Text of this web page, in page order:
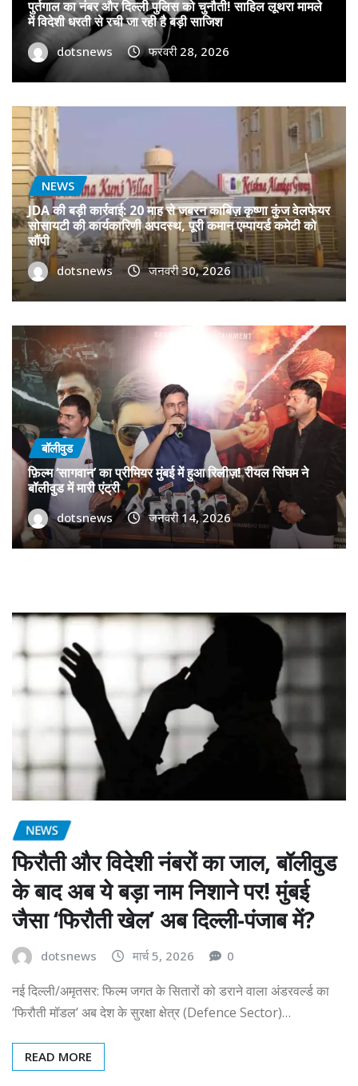
पुर्तगाल का नंबर और दिल्ली पुलिस को चुनौती! साहिल लूथरा मामले
में विदेशी धरती से रची जा रही है बड़ी साजिश
dotsnews फरवरी 28, 2026
NEWS
JDA की बड़ी कार्रवाई: 20 माह से जबरन काबिज़ कृष्णा कुंज वेलफेयर
सोसायटी की कार्यकारिणी अपदस्थ, पूरी कमान एम्पायर्ड कमेटी को
सौंपी
dotsnews जनवरी 30, 2026
बॉलीवुड
फ़िल्म ‘सागवान’ का प्रीमियर मुंबई में हुआ रिलीज़! रीयल सिंघम ने
बॉलीवुड में मारी एंट्री
dotsnews जनवरी 14, 2026
NEWS
फिरौती और विदेशी नंबरों का जाल, बॉलीवुड
के बाद अब ये बड़ा नाम निशाने पर! मुंबई
जैसा ‘फिरौती खेल’ अब दिल्ली-पंजाब में?
dotsnews मार्च 5, 2026 0
नई दिल्ली/अमृतसर: फिल्म जगत के सितारों को डराने वाला अंडरवर्ल्ड का
‘फिरौती मॉडल’ अब देश के सुरक्षा क्षेत्र (Defence Sector)…
READ MORE